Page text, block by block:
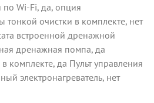
Wi-Fi, да, опция
очистки в комплекте, нет
встроенной дренажной
дренажная помпа, да
комплекте, да Пульт управления
электронагреватель, нет